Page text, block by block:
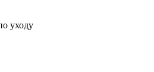
уходу